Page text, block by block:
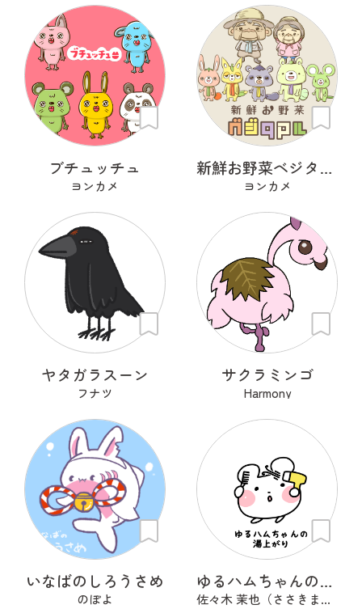
ブチュッチュ
ヨンカメ
新鮮お野菜ベジタマル
ヨンカメ
ヤタガラスーン
フナツ
サクラミンゴ
Harmony
いなばのしろうさめ
のぽよ
ゆるハムちゃんの湯上がり
佐々木 茉也（ささきまや）